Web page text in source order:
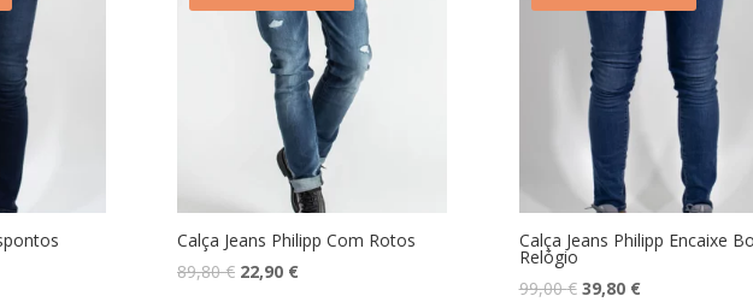
Calça Jeans Philipp Com Rotos
89,80€ O
22,90 €O
Calça Jeans Philipp Encaixe
Relógio
99,00€ O
39,80 €O